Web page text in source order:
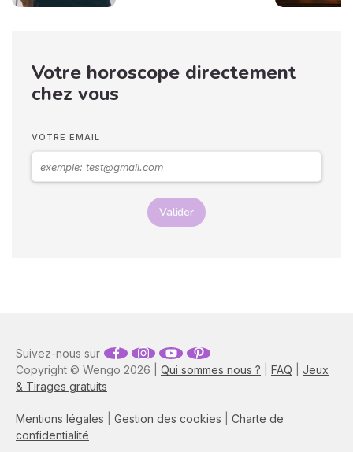
langage corporel, vous
pouvez déchiffrer ses
Votre horoscope directement
chez vous
VOTRE EMAIL
Valider
Copyright © Wengo 2026 | Qui sommes nous ? FAQ
Jeux
& Tirages gratuits
Mentions légales Gestion des cookies
Charte de
confidentialité
Suivez-nous sur